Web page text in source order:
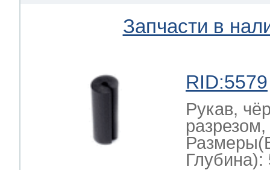
Запчасти в
RID:5579
Рукав,
Глубина):